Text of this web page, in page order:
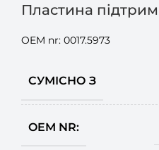
Пластина
OEM nr: 0017.5973
СУМІСНО З
OEM NR: